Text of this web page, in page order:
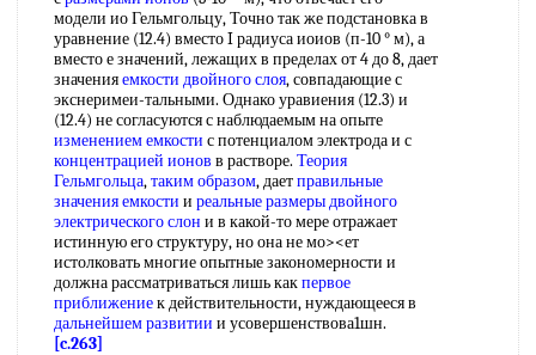
модели ио Гельмгольцу, Точно так же подстановка в
уравнение (12.4) вместо I радиуса иоиов (п-10 ° м), а
вместо е значений, лежащих в пределах от 4 до 8, дает
значенияемкости двойного слоя, совпадающие с
экснеримеи-тальными. Однако уравиения (12.3) и
(12.4) не согласуются с наблюдаемым на опыте
изменением емкости с потенциалом электрода и с
концентрацией ионов в растворе. Теория
Гельмгольца,таким образом, даетправильные
значения емкости и реальные размерыдвойного
электрического слон и в какой-то мере отражает
истинную его структуру, но она не мо><ет
истолковать многие опытные закономерности и
должна рассматриваться лишь какпервое
приближениек действительности, нуждающееся в
дальнейшем развитии и усовершенствова1шн.
[c.263]